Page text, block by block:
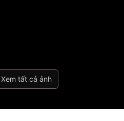
Xem tất cả ảnh